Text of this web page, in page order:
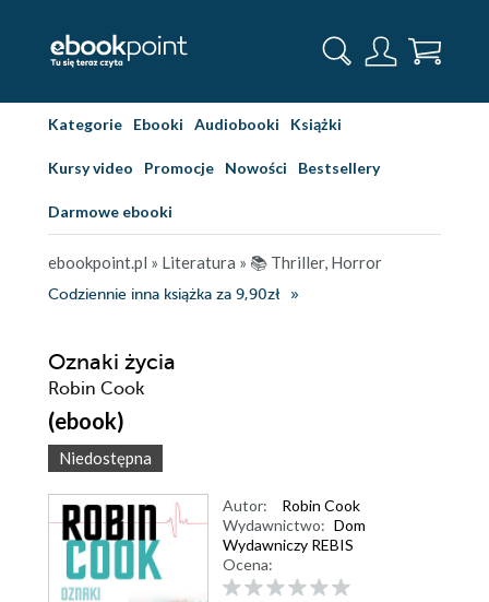
Kategorie Ebooki Audiobooki Książki
Kursy video Promocje Nowości Bestsellery
Darmowe ebooki
ebookpoint.pl » Literatura » 📚 Thriller, Horror
Codziennie inna książka za 9,90zł
Oznaki życia
Robin Cook
(ebook)
Niedostępna
Autor:
Robin Cook
Wydawnictwo: Dom
Wydawniczy REBIS
Ocena: